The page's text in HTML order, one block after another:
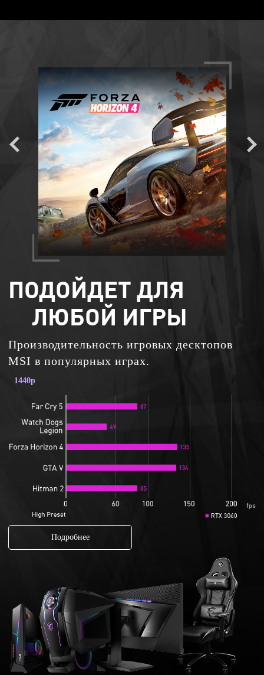
ПОДОЙДЕТ ДЛЯ
ЛЮБОЙ ИГРЫ
Производительность игровых десктопов
MSI в популярных играх.
1440p
Подробнее